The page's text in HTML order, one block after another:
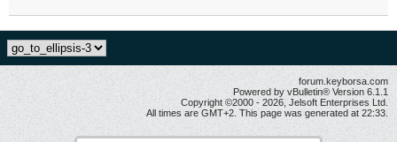
forum.keyborsa.com
Powered by vBulletin® Version 6.1.1
Copyright ©2000 - 2026, Jelsoft Enterprises Ltd.
All times are GMT+2. This page was generated at 22:33.